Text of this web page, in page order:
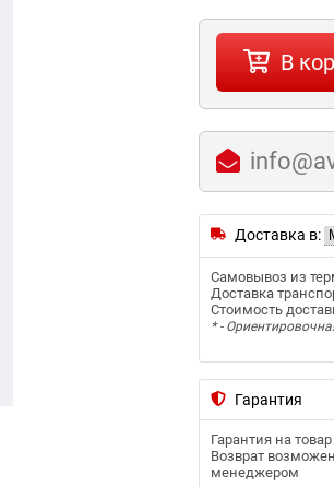
В
Доставка в:
Самовывоз из
Доставка
Стоимость
* -
Гарантия
Гарантия на товар
Возврат
менеджером